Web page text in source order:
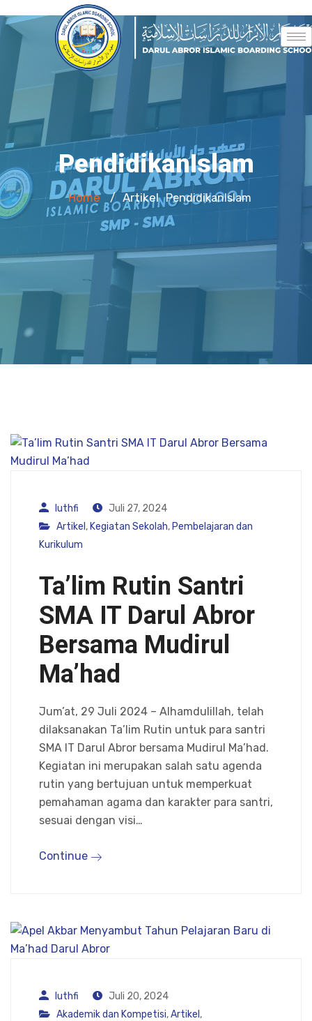
PendidikanIslam
Home / Artikel PendidikanIslam
luthfi
Juli 27, 2024
Artikel , Kegiatan Sekolah, Pembelajaran dan
Kurikulum
Ta’lim Rutin Santri
SMA IT Darul Abror
Bersama Mudirul
Ma’had
Jum’at, 29 Juli 2024 – Alhamdulillah, telah
dilaksanakan Ta’lim Rutin untuk para santri
SMA IT Darul Abror bersama Mudirul Ma’had.
Kegiatan ini merupakan salah satu agenda
rutin yang bertujuan untuk memperkuat
pemahaman agama dan karakter para santri,
sesuai dengan visi…
Continue
luthfi
Juli 20, 2024
Akademik dan Kompetisi,Artikel ,